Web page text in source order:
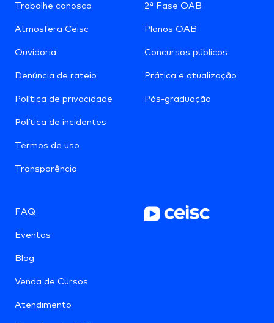
Trabalhe conosco
Atmosfera Ceisc
Ouvidoria
Denúncia de rateio
Política de privacidade
Política de incidentes
Termos de uso
Transparência
2ª Fase OAB
Planos OAB
Concursos públicos
Prática e atualização
Pós-graduação
FAQ
Eventos
Blog
Venda de Cursos
Atendimento